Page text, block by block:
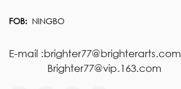
FOB: NINGBO
E-mail :brighter77@brighterarts.com
Brighter77@vip.163.com